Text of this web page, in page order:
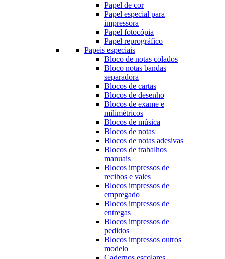
Papel de cor
Papel especial para
impressora
Papel fotocópia
Papel reprográfico
Papeis especiais
Bloco de notas colados
Bloco notas bandas
separadora
Blocos de cartas
Blocos de desenho
Blocos de exame e
milimétricos
Blocos de música
Blocos de notas
Blocos de notas adesivas
Blocos de trabalhos
manuais
Blocos impressos de
recibos e vales
Blocos impressos de
empregado
Blocos impressos de
entregas
Blocos impressos de
pedidos
Blocos impressos outros
modelo